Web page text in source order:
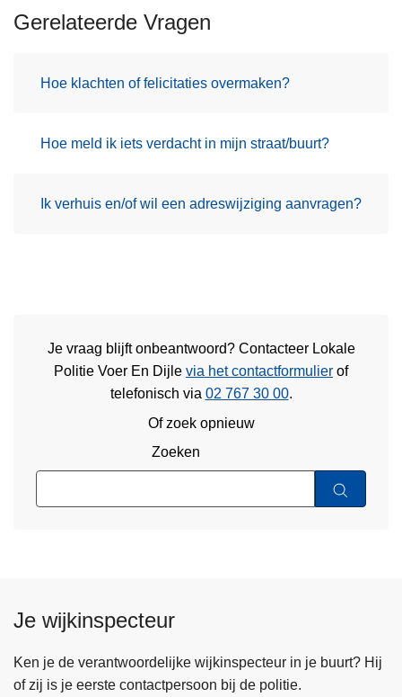
Gerelateerde Vragen
Hoe klachten of felicitaties overmaken?
Hoe meld ik iets verdacht in mijn straat/buurt?
Ik verhuis en/of wil een adreswijziging aanvragen?
Je vraag blijft onbeantwoord? Contacteer Lokale
Politie Voer En Dijle via het contactformulier of
telefonisch via 02 767 30 00.
Of zoek opnieuw
Zoeken
Je wijkinspecteur
Ken je de verantwoordelijke wijkinspecteur in je buurt? Hij
of zij is je eerste contactpersoon bij de politie.